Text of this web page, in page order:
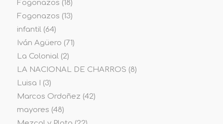
Fogonazos (18)
Fogonazos (13)
infantil(64)
Iván Agüero (71)
La Colonial(2)
LA NACIONAL DE CHARROS (8)
Luisa I
(3)
Marcos Ordoñez (42)
mayores (48)